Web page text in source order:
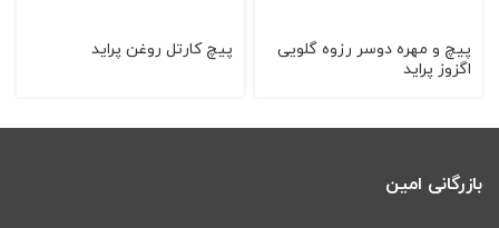
پيچ و مهره دوسر رزوه گلويی
اگزوز پرايد
پیچ کارتل روغن پراید
بازرگانی امین